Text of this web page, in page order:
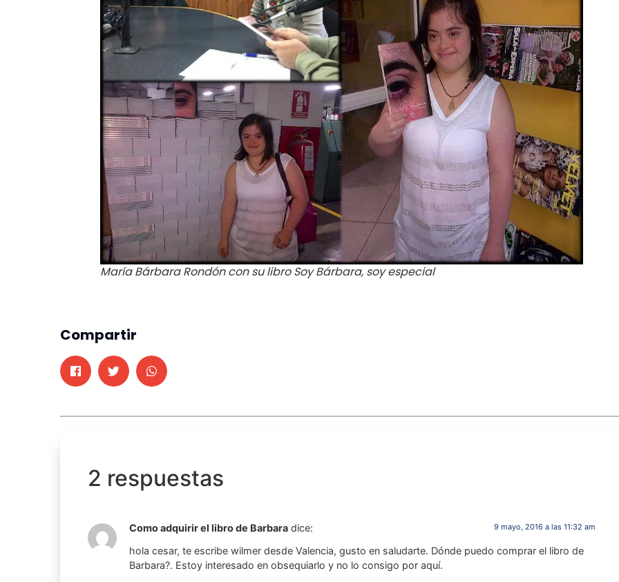
María Bárbara Rondón con su libro Soy Bárbara, soy especial
Compartir
2 respuestas
Como adquirir el libro de Barbara dice: 9 mayo, 2016 a las 11:32 am
hola cesar, te escribe wilmer desde Valencia, gusto en saludarte. Dónde puedo comprar el libro de
Barbara?. Estoy interesado en obsequiarlo y no lo consigo por aquí.